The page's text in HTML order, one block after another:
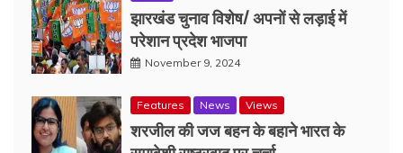
झारखंड चुनाव विशेष/ अपनों से लड़ाई में
परेशान प्रदेश भाजपा
November 9, 2024
Features News Views
शरजील की जज बहन के बहाने भारत के